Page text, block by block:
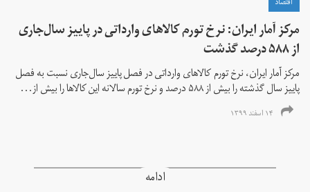
اقتصاد
مرکز آمار ایران: نرخ تورم کالاهای وارداتی در پاییز سال‌جاری
از ۵۸۸ درصد گذشت
مرکز آمار ایران، نرخ تورم كالاهای وارداتی در فصل پاییز سال‌جاری نسبت به فصل
پاییز سال گذشته را بیش از ۵۸۸ درصد و نرخ تورم سالانه این کالاها را بیش از...
۱۴ اسفند ۱۳۹۹
ادامه